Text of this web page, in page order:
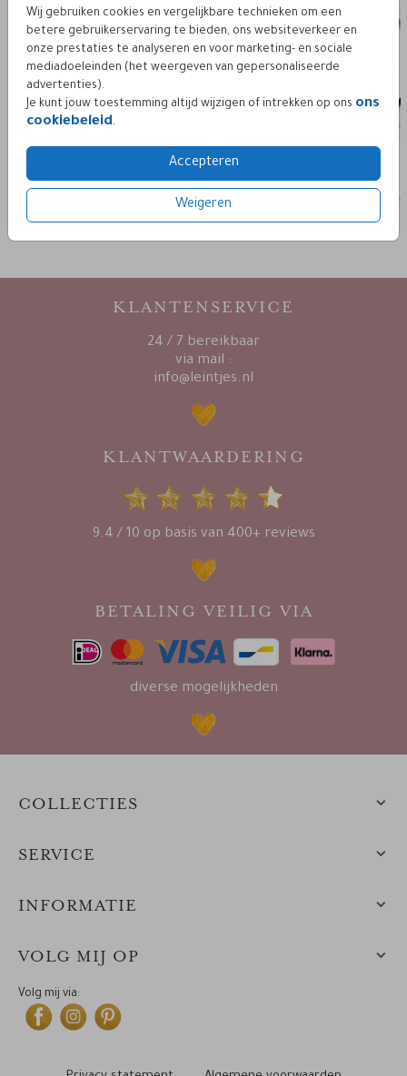
Wij gebruiken cookies en vergelijkbare technieken om een
betere gebruikerservaring te bieden, ons websiteverkeer en
onze prestaties te analyseren en voor marketing- en sociale
mediadoeleinden (het weergeven van gepersonaliseerde
advertenties).
Je kunt jouw toestemming altijd wijzigen of intrekken op ons ons
cookiebeleid.
Accepteren
Weigeren
gerustcontactop.
KLANTENSERVICE
24 / 7 bereikbaar
via mail :
info@leintjes.nl
KLANTWAARDERING
9.4 / 10 op basis van 400+ reviews
BETALING VEILIG VIA
diverse mogelijkheden
COLLECTIES
SERVICE
INFORMATIE
VOLG MIJ OP
Volg mij via: